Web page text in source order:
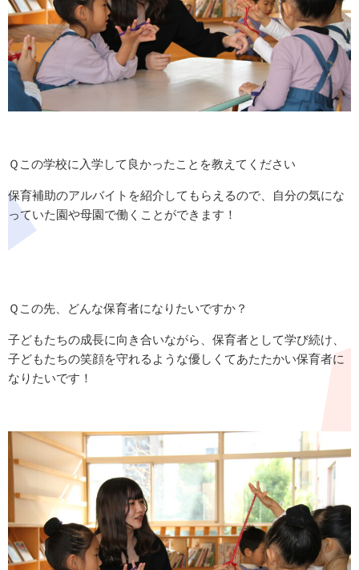
Ｑこの学校に入学して良かったことを教えてください
保育補助のアルバイトを紹介してもらえるので、自分の気にな
っていた園や母園で働くことができます！
Ｑこの先、どんな保育者になりたいですか？
子どもたちの成長に向き合いながら、保育者として学び続け、
子どもたちの笑顔を守れるような優しくてあたたかい保育者に
なりたいです！